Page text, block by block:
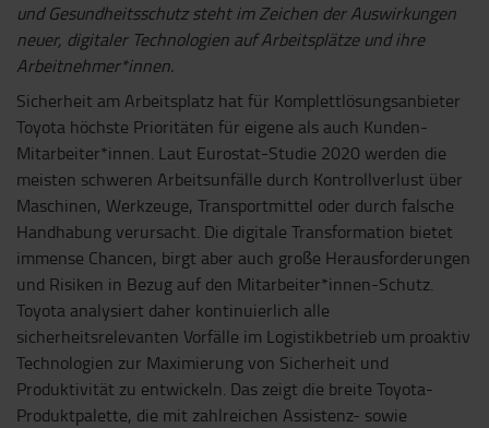
und Gesundheitsschutz steht im Zeichen der Auswirkungen
neuer, digitaler Technologien auf Arbeitsplätze und ihre
Arbeitnehmer*innen.
Sicherheit am Arbeitsplatz hat für Komplettlösungsanbieter
Toyota höchste Prioritäten für eigene als auch Kunden-
Mitarbeiter*innen. Laut Eurostat-Studie 2020 werden die
meisten schweren Arbeitsunfälle durch Kontrollverlust über
Maschinen, Werkzeuge, Transportmittel oder durch falsche
Handhabung verursacht. Die digitale Transformation bietet
immense Chancen, birgt aber auch große Herausforderungen
und Risiken in Bezug auf den Mitarbeiter*innen-Schutz.
Toyota analysiert daher kontinuierlich alle
sicherheitsrelevanten Vorfälle im Logistikbetrieb um proaktiv
Technologien zur Maximierung von Sicherheit und
Produktivität zu entwickeln. Das zeigt die breite Toyota-
Produktpalette, die mit zahlreichen Assistenz- sowie